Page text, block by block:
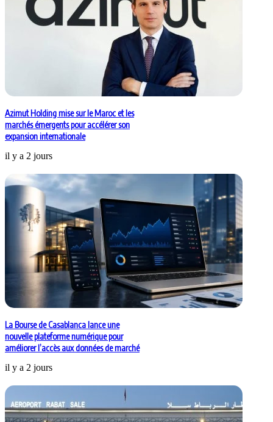
Azimut Holding mise sur le Maroc et les
marchés émergents pour accélérer son
expansion internationale
il y a 2 jours
La Bourse de Casablanca lance une
nouvelle plateforme numérique pour
améliorer l’accès aux données de marché
il y a 2 jours